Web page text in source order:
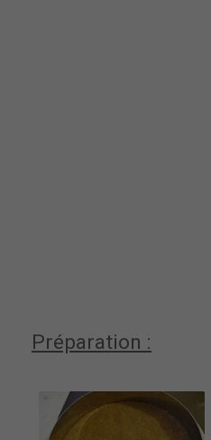
Préparation :